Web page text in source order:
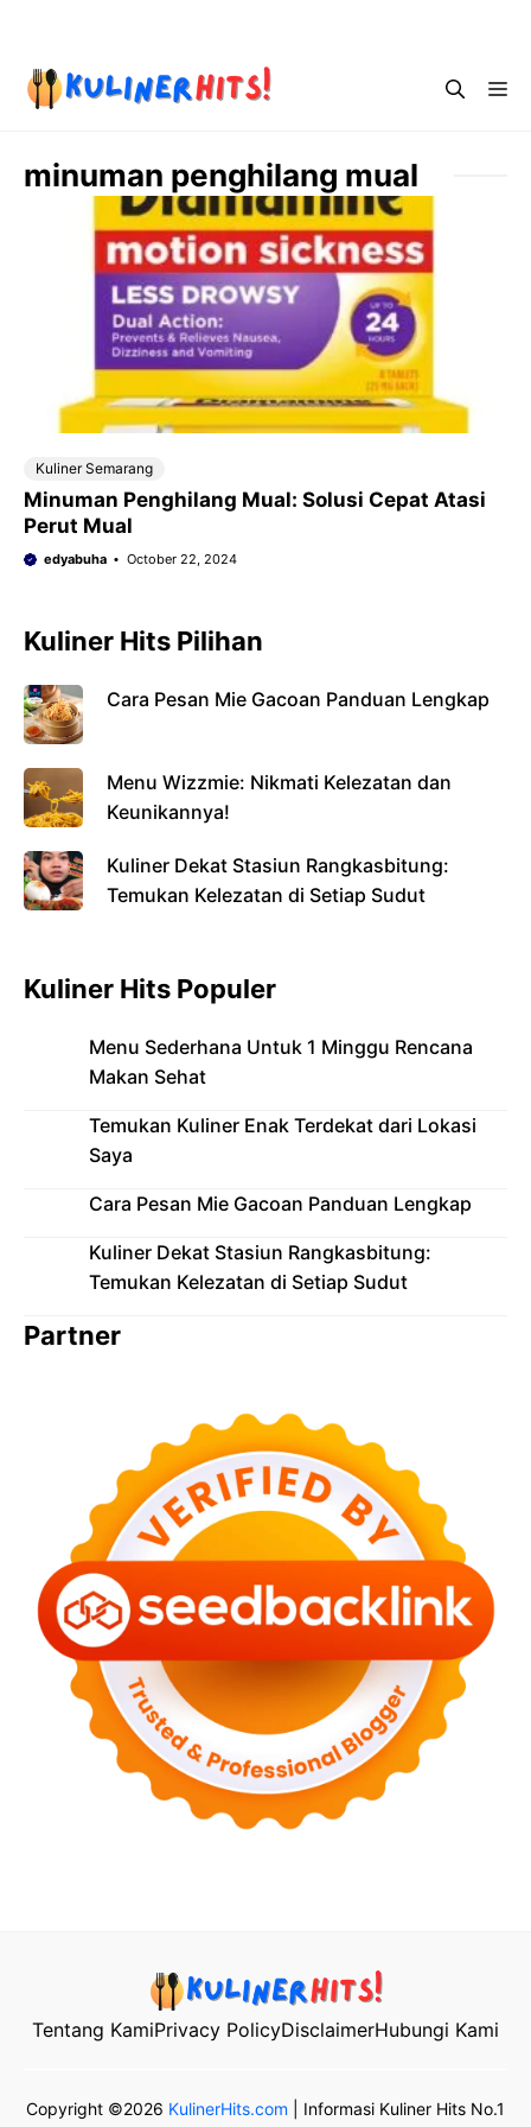
content
minuman penghilang mual
Kuliner Semarang
Minuman Penghilang Mual: Solusi Cepat Atasi
Perut Mual
edyabuha October 22, 2024
Kuliner Hits Pilihan
Cara Pesan Mie Gacoan Panduan Lengkap
Menu Wizzmie: Nikmati Kelezatan dan
Keunikannya!
Kuliner Dekat Stasiun Rangkasbitung:
Temukan Kelezatan di Setiap Sudut
Kuliner Hits Populer
Menu Sederhana Untuk 1 Minggu Rencana
Makan Sehat
Temukan Kuliner Enak Terdekat dari Lokasi
Saya
Cara Pesan Mie Gacoan Panduan Lengkap
Kuliner Dekat Stasiun Rangkasbitung:
Temukan Kelezatan di Setiap Sudut
Partner
Tentang KamiPrivacy PolicyDisclaimerHubungi Kami
Copyright ©2026 KulinerHits.com | Informasi Kuliner Hits No.1